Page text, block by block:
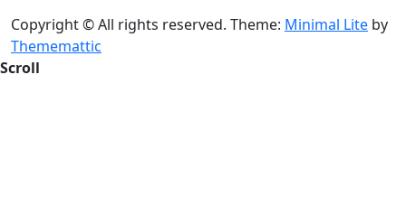
Copyright © All rights reserved. Theme: Minimal Lite by
Thememattic
Scroll